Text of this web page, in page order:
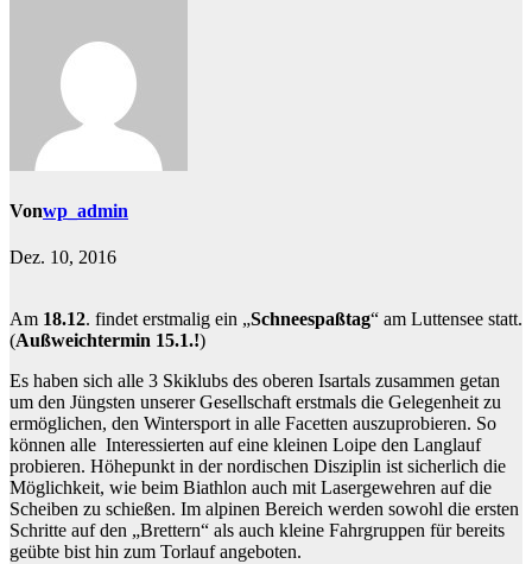
Vonwp_admin
Dez. 10, 2016
Am 18.12. findet erstmalig ein „Schneespaßtag“ am Luttensee statt.
(Außweichtermin 15.1.!)
Es haben sich alle 3 Skiklubs des oberen Isartals zusammen getan
um den Jüngsten unserer Gesellschaft erstmals die Gelegenheit zu
ermöglichen, den Wintersport in alle Facetten auszuprobieren. So
können alle Interessierten auf eine kleinen Loipe den Langlauf
probieren. Höhepunkt in der nordischen Disziplin ist sicherlich die
Möglichkeit, wie beim Biathlon auch mit Lasergewehren auf die
Scheiben zu schießen. Im alpinen Bereich werden sowohl die ersten
Schritte auf den „Brettern“ als auch kleine Fahrgruppen für bereits
geübte bist hin zum Torlauf angeboten.